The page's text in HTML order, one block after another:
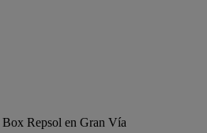
Repsol en Gran Vía